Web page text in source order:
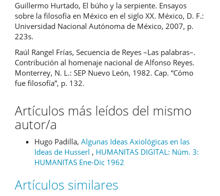
Guillermo Hurtado, El búho y la serpiente. Ensayos
sobre la filosofía en México en el siglo XX. México, D. F.:
Universidad Nacional Autónoma de México, 2007, p.
223s.
Raúl Rangel Frías, Secuencia de Reyes –Las palabras–.
Contribución al homenaje nacional de Alfonso Reyes.
Monterrey, N. L.: SEP Nuevo León, 1982. Cap. “Cómo
fue filosofía”, p. 132.
Artículos más leídos del mismo
autor/a
Hugo Padilla, Algunas Ideas Axiológicas en las
Ideas de Husserl , HUMANITAS DIGITAL: Núm. 3:
HUMANITAS Ene-Dic 1962
Artículos similares